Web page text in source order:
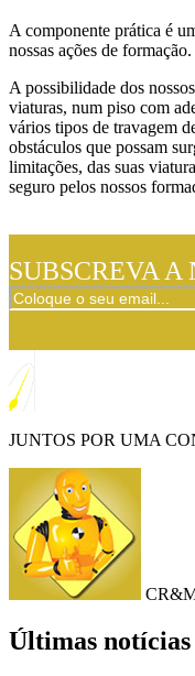
A componente prática é
nossas ações de formação.
A possibilidade dos
viaturas, num piso com
vários tipos de travagem
obstáculos que possam
limitações, das suas
seguro pelos nossos
SUBSCREVA A
JUNTOS POR UMA
Últimas notícias